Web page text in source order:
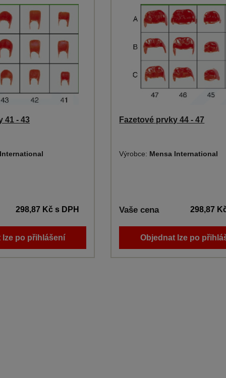
41 - 43
298,87 Kčs DPH
lze po přihlášení
Fazetové prvky 44 - 47
Výrobce: Mensa International
Vaše cena 298,87
Objednat lze po